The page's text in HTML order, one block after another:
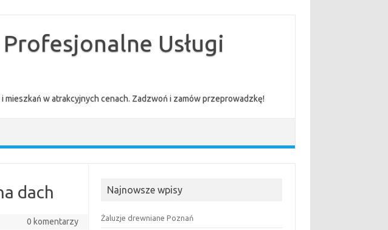
Usługi
w atrakcyjnych cenach. Zadzwoń i zamów przeprowadzkę!
dach
0 komentarzy
Najnowsze wpisy
Żaluzje drewniane Poznań